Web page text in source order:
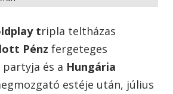
tripla teltházas
Pénz fergeteges
és a Hungária
estéje után, július